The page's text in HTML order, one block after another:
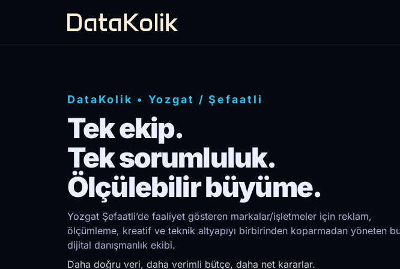
DataKolik • Yozgat /Şefaatli
Tek ekip.
Tek sorumluluk.
Ölçülebilir büyüme.
Yozgat Şefaatli’de faaliyet gösteren markalar/işletmeler için reklam,
ölçümleme, kreatif ve teknik altyapıyı birbirinden koparmadan yöneten
dijital danışmanlık ekibi.
Daha doğru veri, daha verimli bütçe, daha net kararlar.